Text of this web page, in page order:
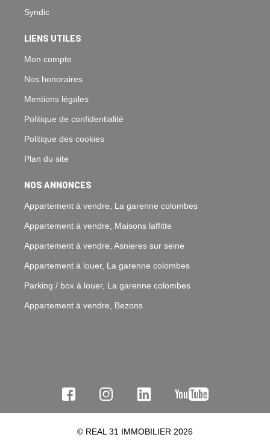
Syndic
LIENS UTILES
Mon compte
Nos honoraires
Mentions légales
Politique de confidentialité
Politique des cookies
Plan du site
NOS ANNONCES
Appartement à vendre, La garenne colombes
Appartement à vendre, Maisons laffitte
Appartement à vendre, Asnieres sur seine
Appartement à louer, La garenne colombes
Parking / box à louer, La garenne colombes
Appartement à vendre, Bezons
© REAL 31 IMMOBILIER 2026